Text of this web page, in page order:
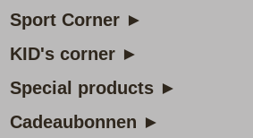
Sport Corner ►
KID's corner ►
Special products ►
Cadeaubonnen ►